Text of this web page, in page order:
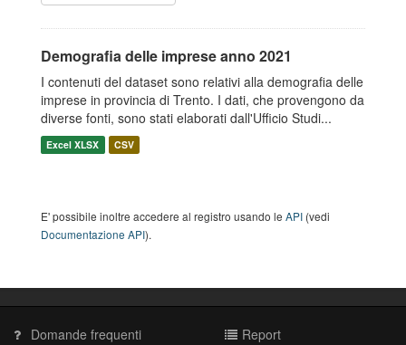
Demografia delle imprese anno 2021
I contenuti del dataset sono relativi alla demografia delle
imprese in provincia di Trento. I dati, che provengono da
diverse fonti, sono stati elaborati dall'Ufficio Studi...
Excel XLSX CSV
E' possibile inoltre accedere al registro usando le API (vedi
Documentazione API).
Domande frequenti
Report